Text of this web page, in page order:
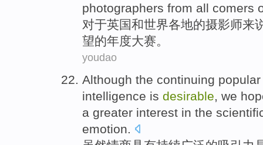
photographers from all comers
对于英国和世界各地的摄影师来
望的年度大赛。
youdao
Although the continuing
intelligence is desirable, we
a greater interest in the
emotion.